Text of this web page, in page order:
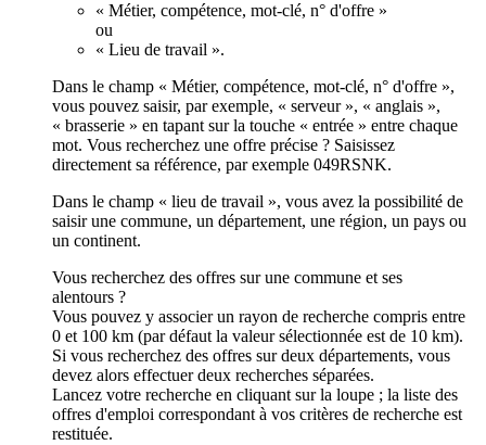
« Métier, compétence, mot-clé, n° d'offre »
ou
« Lieu de travail ».
Dans le champ « Métier, compétence, mot-clé, n° d'offre »,
vous pouvez saisir, par exemple, « serveur », « anglais »,
« brasserie » en tapant sur la touche « entrée » entre chaque
mot. Vous recherchez une offre précise ? Saisissez
directement sa référence, par exemple 049RSNK.
Dans le champ « lieu de travail », vous avez la possibilité de
saisir une commune, un département, une région, un pays ou
un continent.
Vous recherchez des offres sur une commune et ses
alentours ?
Vous pouvez y associer un rayon de recherche compris entre
0 et 100 km (par défaut la valeur sélectionnée est de 10 km).
Si vous recherchez des offres sur deux départements, vous
devez alors effectuer deux recherches séparées.
Lancez votre recherche en cliquant sur la loupe ; la liste des
offres d'emploi correspondant à vos critères de recherche est
restituée.